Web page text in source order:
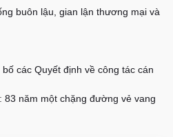
buôn lậu, gian lận thương mại và
các Quyết định về công tác cán
83 năm một chặng đường vẻ vang